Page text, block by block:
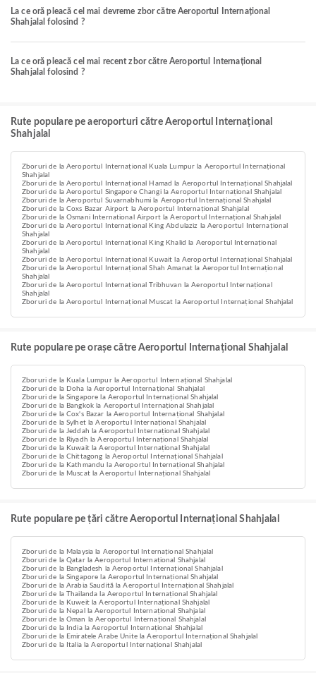
La ce oră pleacă cel mai devreme zbor către Aeroportul Internațional
Shahjalal folosind ?
La ce oră pleacă cel mai recent zbor către Aeroportul Internațional
Shahjalal folosind ?
Rute populare pe aeroporturi către Aeroportul Internațional
Shahjalal
Zboruri de la Aeroportul Internațional Kuala Lumpur la Aeroportul Internațional
Shahjalal
Zboruri de la Aeroportul Internațional Hamad la Aeroportul Internațional Shahjalal
Zboruri de la Aeroportul Singapore Changi la Aeroportul Internațional Shahjalal
Zboruri de la Aeroportul Suvarnabhumi la Aeroportul Internațional Shahjalal
Zboruri de la Coxs Bazar Airport la Aeroportul Internațional Shahjalal
Zboruri de la Osmani International Airport la Aeroportul Internațional Shahjalal
Zboruri de la Aeroportul Internațional King Abdulaziz la Aeroportul Internațional
Shahjalal
Zboruri de la Aeroportul Internațional King Khalid la Aeroportul Internațional
Shahjalal
Zboruri de la Aeroportul Internațional Kuwait la Aeroportul Internațional Shahjalal
Zboruri de la Aeroportul Internațional Shah Amanat la Aeroportul Internațional
Shahjalal
Zboruri de la Aeroportul Internațional Tribhuvan la Aeroportul Internațional
Shahjalal
Zboruri de la Aeroportul Internațional Muscat la Aeroportul Internațional Shahjalal
Rute populare pe orașe către Aeroportul Internațional Shahjalal
Zboruri de la Kuala Lumpur la Aeroportul Internațional Shahjalal
Zboruri de la Doha la Aeroportul Internațional Shahjalal
Zboruri de la Singapore la Aeroportul Internațional Shahjalal
Zboruri de la Bangkok la Aeroportul Internațional Shahjalal
Zboruri de la Cox's Bazar la Aeroportul Internațional Shahjalal
Zboruri de la Sylhet la Aeroportul Internațional Shahjalal
Zboruri de la Jeddah la Aeroportul Internațional Shahjalal
Zboruri de la Riyadh la Aeroportul Internațional Shahjalal
Zboruri de la Kuwait la Aeroportul Internațional Shahjalal
Zboruri de la Chittagong la Aeroportul Internațional Shahjalal
Zboruri de la Kathmandu la Aeroportul Internațional Shahjalal
Zboruri de la Muscat la Aeroportul Internațional Shahjalal
Rute populare pe țări către Aeroportul Internațional Shahjalal
Zboruri de la Malaysia la Aeroportul Internațional Shahjalal
Zboruri de la Qatar la Aeroportul Internațional Shahjalal
Zboruri de la Bangladesh la Aeroportul Internațional Shahjalal
Zboruri de la Singapore la Aeroportul Internațional Shahjalal
Zboruri de la Arabia Saudită la Aeroportul Internațional Shahjalal
Zboruri de la Thailanda la Aeroportul Internațional Shahjalal
Zboruri de la Kuweit la Aeroportul Internațional Shahjalal
Zboruri de la Nepal la Aeroportul Internațional Shahjalal
Zboruri de la Oman la Aeroportul Internațional Shahjalal
Zboruri de la India la Aeroportul Internațional Shahjalal
Zboruri de la Emiratele Arabe Unite la Aeroportul Internațional Shahjalal
Zboruri de la Italia la Aeroportul Internațional Shahjalal